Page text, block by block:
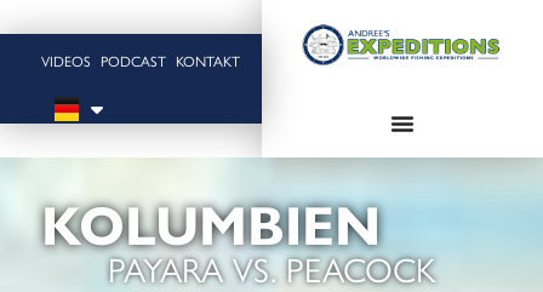
VIDEOS PODCAST KONTAKT
KOLUMBIEN
PAYARA VS. PEACOCK